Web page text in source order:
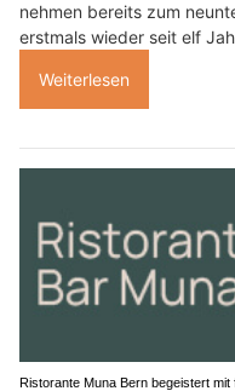
nehmen bereits zum
erstmals wieder seit elf
Weiterlesen
Ristorante Muna Bern begeistert